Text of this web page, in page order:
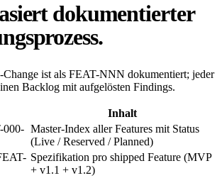
dokumentierter
Change ist als FEAT-NNN dokumentiert; jeder
Backlog mit aufgelösten Findings.
Inhalt
000- Master-Index aller Features mit Status
(Live / Reserved / Planned)
Spezifikation pro shipped Feature (MVP
+ v1.1 + v1.2)